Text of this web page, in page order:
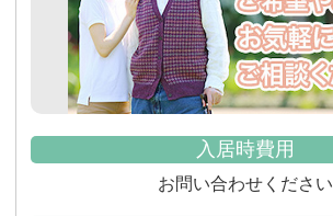
入居時費用
お問い合わせください